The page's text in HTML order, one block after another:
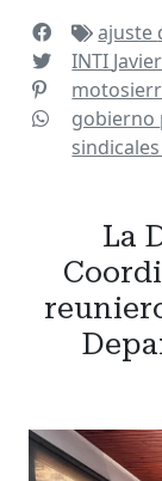
ajuste
INTI
gobierno
La